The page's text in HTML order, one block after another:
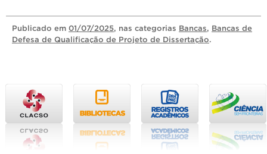
Publicado em 01/07/2025, nas categorias Bancas, Bancas de
Defesa de Qualificação de Projeto de Dissertação.